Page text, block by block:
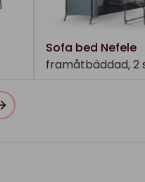
Sofa bed Nefele
framåtbäddad, 2